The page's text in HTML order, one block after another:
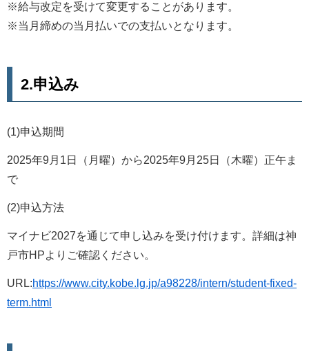
※給与改定を受けて変更することがあります。
※当月締めの当月払いでの支払いとなります。
2.申込み
(1)申込期間
2025年9月1日（月曜）から2025年9月25日（木曜）正午ま
で
(2)申込方法
マイナビ2027を通じて申し込みを受け付けます。詳細は神
戸市HPよりご確認ください。
URL:https://www.city.kobe.lg.jp/a98228/intern/student-fixed-
term.html